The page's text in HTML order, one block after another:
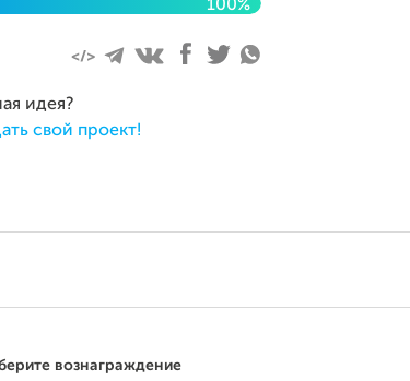
100%
идея?
свой проект!
вознаграждение